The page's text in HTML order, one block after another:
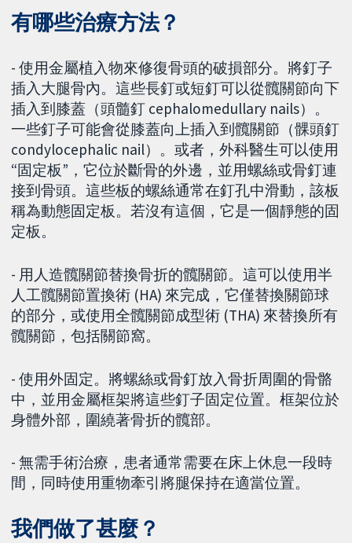
有哪些治療方法？
- 使用金屬植入物來修復骨頭的破損部分。將釘子
插入大腿骨內。這些長釘或短釘可以從髖關節向下
插入到膝蓋（頭髓釘 cephalomedullary nails）。
一些釘子可能會從膝蓋向上插入到髖關節（髁頭釘
condylocephalic nail）。或者，外科醫生可以使用
“固定板”，它位於斷骨的外邊，並用螺絲或骨釘連
接到骨頭。這些板的螺絲通常在釘孔中滑動，該板
稱為動態固定板。若沒有這個，它是一個靜態的固
定板。
- 用人造髖關節替換骨折的髖關節。這可以使用半
人工髖關節置換術 (HA) 來完成，它僅替換關節球
的部分，或使用全髖關節成型術 (THA) 來替換所有
髖關節，包括關節窩。
- 使用外固定。將螺絲或骨釘放入骨折周圍的骨骼
中，並用金屬框架將這些釘子固定位置。框架位於
身體外部，圍繞著骨折的髖部。
- 無需手術治療，患者通常需要在床上休息一段時
間，同時使用重物牽引將腿保持在適當位置。
我們做了甚麼？